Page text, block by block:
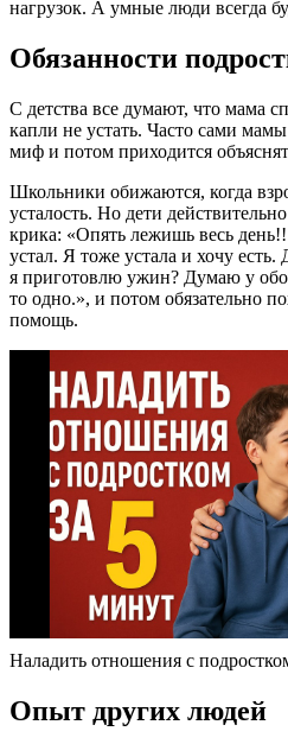
нагрузок. А умные люди всегда
Обязанности
С детства все думают, что мама
капли не устать. Часто сами
миф и потом приходится
Школьники обижаются, когда
усталость. Но дети
крика: «Опять лежишь весь
устал. Я тоже устала и хочу
я приготовлю ужин? Думаю у
то одно.», и потом обязательно
помощь.
Наладить отношения с
Опыт других людей